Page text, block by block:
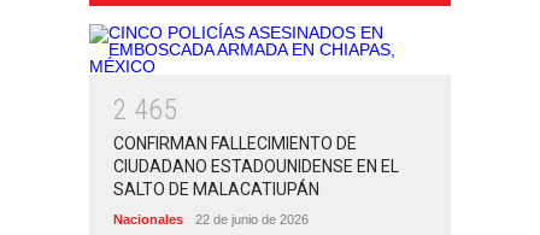
2 465
CONFIRMAN FALLECIMIENTO DE
CIUDADANO ESTADOUNIDENSE EN EL
SALTO DE MALACATIUPÁN
Nacionales 22 de junio de 2026